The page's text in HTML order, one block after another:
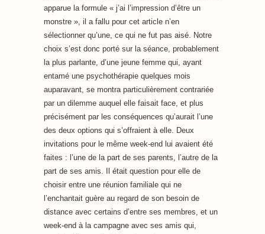
apparue la formule « j’ai l’impression d’être un
monstre », il a fallu pour cet article n’en
sélectionner qu’une, ce qui ne fut pas aisé. Notre
choix s’est donc porté sur la séance, probablement
la plus parlante, d’une jeune femme qui, ayant
entamé une psychothérapie quelques mois
auparavant, se montra particulièrement contrariée
par un dilemme auquel elle faisait face, et plus
précisément par les conséquences qu’aurait l’une
des deux options qui s’offraient à elle. Deux
invitations pour le même week-end lui avaient été
faites : l’une de la part de ses parents, l’autre de la
part de ses amis. Il était question pour elle de
choisir entre une réunion familiale qui ne
l’enchantait guère au regard de son besoin de
distance avec certains d’entre ses membres, et un
week-end à la campagne avec ses amis qui,